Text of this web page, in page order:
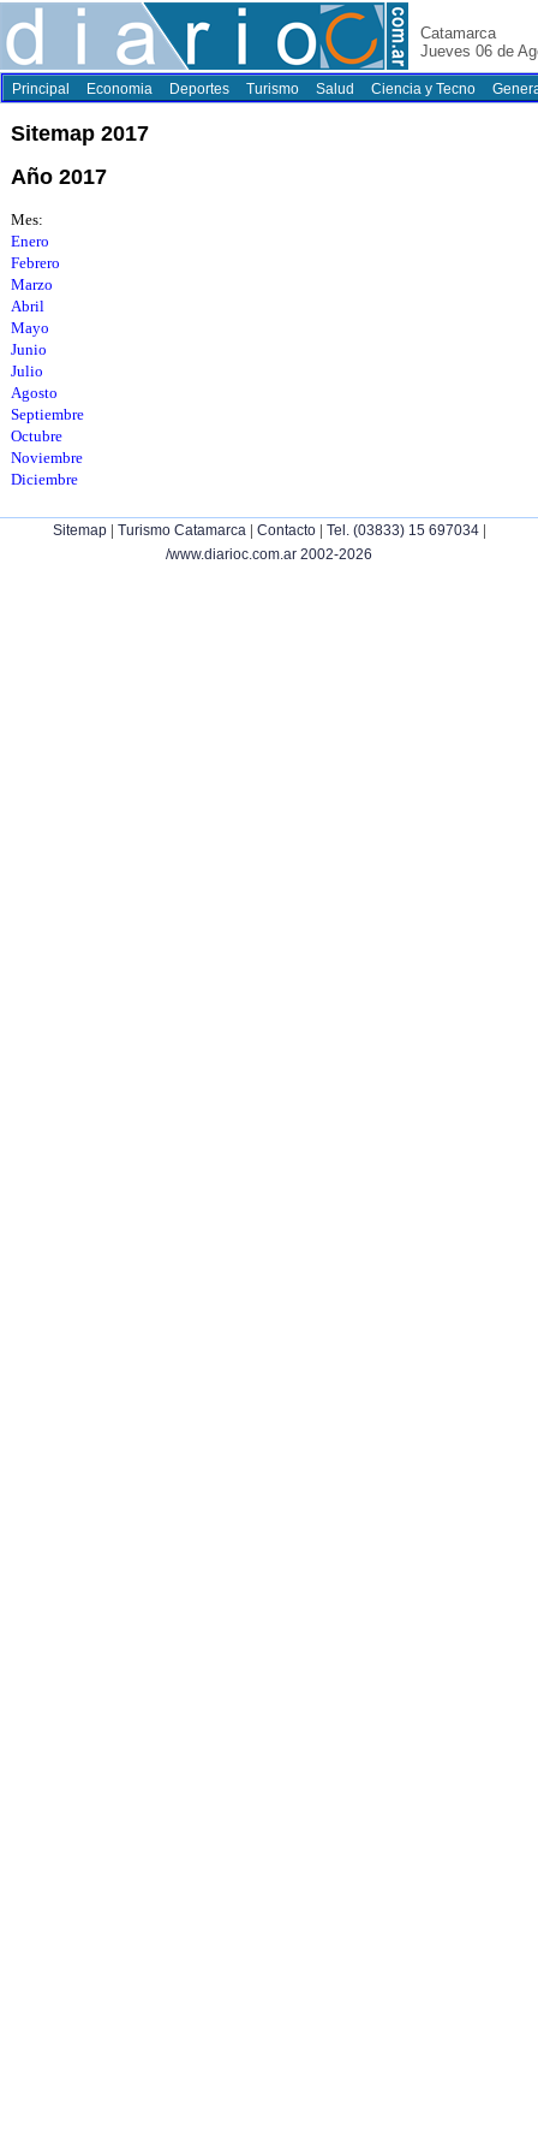
Catamarca
Jueves 06 de
Principal Economia Deportes Turismo Salud Ciencia y Tecno
Sitemap 2017
Año 2017
Mes:
Enero
Febrero
Marzo
Abril
Mayo
Junio
Julio
Agosto
Septiembre
Octubre
Noviembre
Diciembre
Sitemap| Turismo Catamarca | Contacto| Tel. (03833) 15 697034|
/www.diarioc.com.ar 2002-2026